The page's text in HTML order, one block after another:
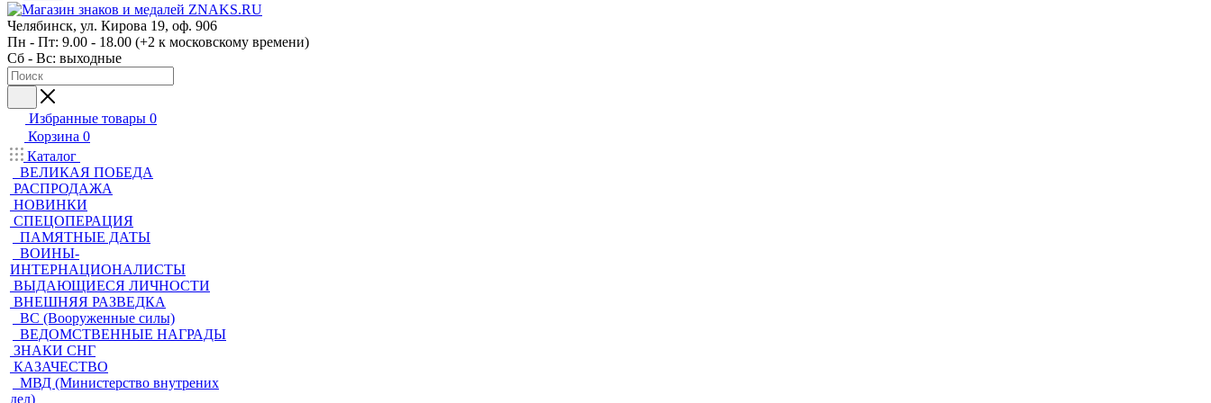
Челябинск, ул. Кирова 19, оф. 906
Пн - Пт: 9.00 - 18.00 (+2 к московскому времени)
Сб - Вс: выходные
Избранные товары 0
Корзина 0
Каталог
ВЕЛИКАЯ ПОБЕДА
РАСПРОДАЖА
НОВИНКИ
СПЕЦОПЕРАЦИЯ
ПАМЯТНЫЕ ДАТЫ
ВОИНЫ-
ИНТЕРНАЦИОНАЛИСТЫ
ВЫДАЮЩИЕСЯ ЛИЧНОСТИ
ВНЕШНЯЯ РАЗВЕДКА
ВС (Вооруженные силы)
ВЕДОМСТВЕННЫЕ НАГРАДЫ
ЗНАКИ СНГ
КАЗАЧЕСТВО
МВД (Министерство внутрених
дел)